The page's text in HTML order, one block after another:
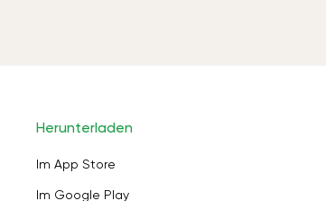
Herunterladen
Im App Store
Im Google Play